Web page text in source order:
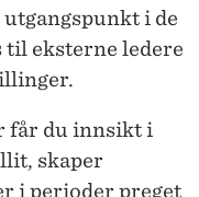
i de
eksterne ledere
får du innsikt i
skaper
i perioder preget